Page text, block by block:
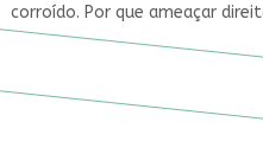
corroído. Por que ameaçar